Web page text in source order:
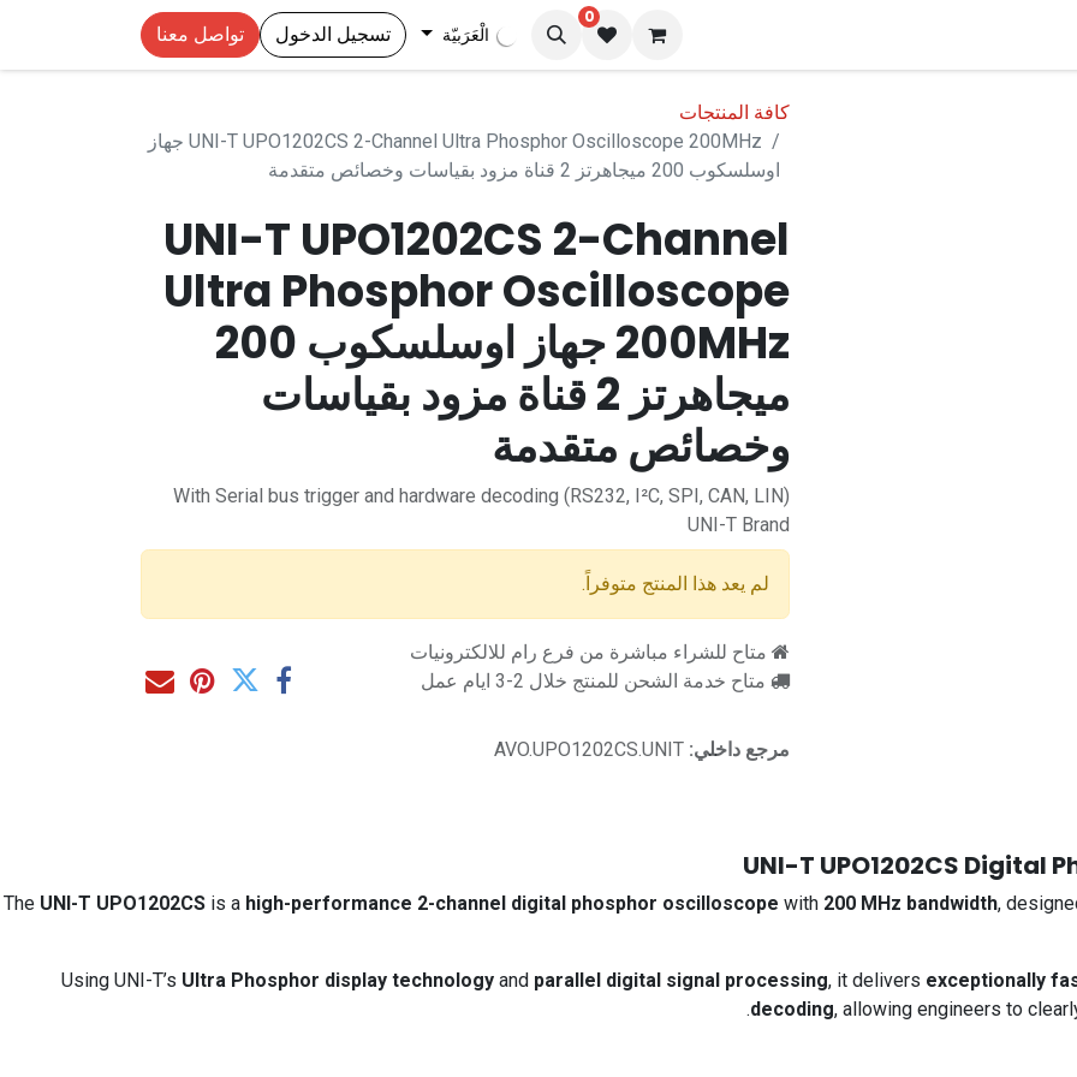
0
الْعَرَبيّة تسجيل الدخول تواصل معنا
كافة المنتجات
UNI-T UPO1202CS 2-Channel Ultra Phosphor Oscilloscope 200MHz جهاز
اوسلسكوب 200 ميجاهرتز 2 قناة مزود بقياسات وخصائص متقدمة
UNI-T UPO1202CS 2-Channel
Ultra Phosphor Oscilloscope
200MHz جهاز اوسلسكوب 200
ميجاهرتز 2 قناة مزود بقياسات
وخصائص متقدمة
With Serial bus trigger and hardware decoding (RS232, I²C, SPI, CAN, LIN)
UNI-T Brand
لم يعد هذا المنتج متوفراً.
متاح للشراء مباشرة من فرع رام للالكترونيات
متاح خدمة الشحن للمنتج خلال 2-3 ايام عمل
مرجع داخلي: AVO.UPO1202CS.UNIT
UNI-T UPO1202CS Digital
The UNI-T UPO1202CS is a high-performance 2-channel digital phosphor oscilloscope with 200 MHz bandwidth,
Using UNI-T’s Ultra Phosphor display technology and parallel digital signal processing, it delivers exceptionally
decoding, allowing engineers to